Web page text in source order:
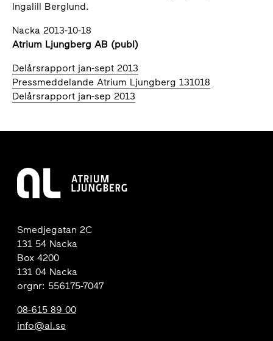
Ingalill Berglund.
Nacka 2013-10-18
Atrium Ljungberg AB (publ)
Delårsrapport jan-sept 2013
Pressmeddelande Atrium Ljungberg 131018
Delårsrapport jan-sep 2013
Smedjegatan 2C
131 54 Nacka
Box 4200
131 04 Nacka
orgnr: 556175-7047
08-615 89 00
info@al.se